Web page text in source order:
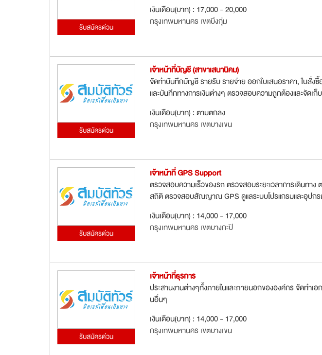
รับสมัครด่วน
เงินเดือน(บาท) : 17,000 - 20,000
กรุงเทพมหานคร เขตบึงกุ่ม
รับสมัครด่วน
เจ้าหน้าที่บัญชี (สาขาเสนานิคม)
จัดทำบันทึกบัญชี รายรับ รายจ่าย ออกใบเสนอราคา, ใบสั่งซื้
และบันทึกทางการเงินต่างๆ ตรวจสอบความถูกต้องและจัดเ
เงินเดือน(บาท) : ตามตกลง
กรุงเทพมหานคร เขตบางเขน
รับสมัครด่วน
เจ้าหน้าที่ GPS Support
ตรวจสอบความเร็วของรถ ตรวจสอบระยะเวลาการเดินทา
สถิติ ตรวจสอบสัณญาณ GPS ดูแลระบบโปรแกรมและอุปกร
เงินเดือน(บาท) : 14,000 - 17,000
กรุงเทพมหานคร เขตบางกะปิ
รับสมัครด่วน
เจ้าหน้าที่ธุรการ
ประสานงานต่างๆทั้งภายในและภายนอกขององค์กร จัดทำเ
นอื่นๆ
เงินเดือน(บาท) : 14,000 - 17,000
กรุงเทพมหานคร เขตบางเขน